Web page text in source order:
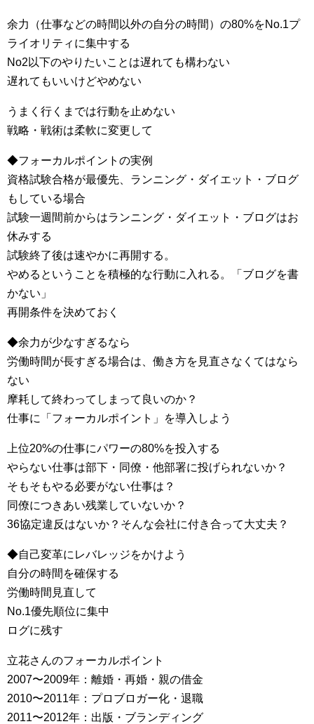
余力（仕事などの時間以外の自分の時間）の80%をNo.1プ
ライオリティに集中する
No2以下のやりたいことは遅れても構わない
遅れてもいいけどやめない
うまく行くまでは行動を止めない
戦略・戦術は柔軟に変更して
◆フォーカルポイントの実例
資格試験合格が最優先、ランニング・ダイエット・ブログ
もしている場合
試験一週間前からはランニング・ダイエット・ブログはお
休みする
試験終了後は速やかに再開する。
やめるということを積極的な行動に入れる。「ブログを書
かない」
再開条件を決めておく
◆余力が少なすぎるなら
労働時間が長すぎる場合は、働き方を見直さなくてはなら
ない
摩耗して終わってしまって良いのか？
仕事に「フォーカルポイント」を導入しよう
上位20%の仕事にパワーの80%を投入する
やらない仕事は部下・同僚・他部署に投げられないか？
そもそもやる必要がない仕事は？
同僚につきあい残業していないか？
36協定違反はないか？そんな会社に付き合って大丈夫？
◆自己変革にレバレッジをかけよう
自分の時間を確保する
労働時間見直して
No.1優先順位に集中
ログに残す
立花さんのフォーカルポイント
2007〜2009年：離婚・再婚・親の借金
2010〜2011年：プロブロガー化・退職
2011〜2012年：出版・ブランディング